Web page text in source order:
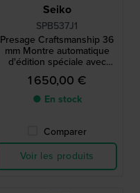
Seiko
SPB537J1
Presage Craftsmanship 36
mm Montre automatique
d'édition spéciale avec
boîtier tonneau et cadran
émaillé
1 650,00 €
● En stock
Comparer
Voir les produits